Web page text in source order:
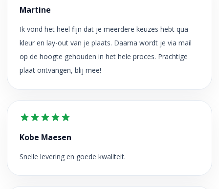
Martine
Ik vond het heel fijn dat je meerdere keuzes hebt qua
kleur en lay-out van je plaats. Daarna wordt je via mail
op de hoogte gehouden in het hele proces. Prachtige
plaat ontvangen, blij mee!
Kobe Maesen
Snelle levering en goede kwaliteit.